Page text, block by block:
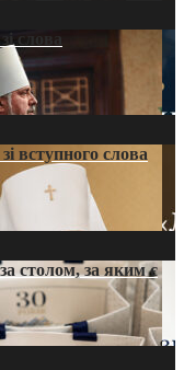
слова
вступного слова
столом, за яким є